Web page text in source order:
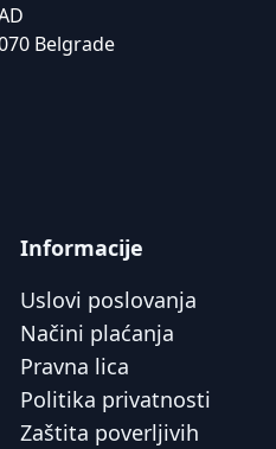
Belgrade
Informacije
Uslovi poslovanja
Načini plaćanja
Pravna lica
Politika privatnosti
Zaštita poverljivih